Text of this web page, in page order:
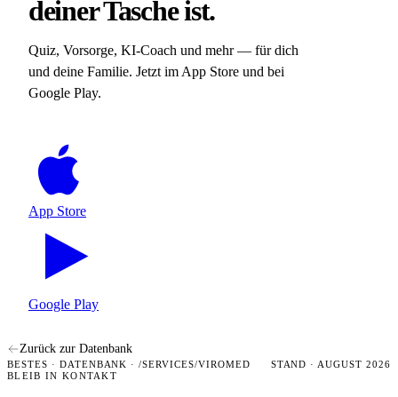
deiner Tasche ist.
Quiz, Vorsorge, KI-Coach und mehr — für dich
und deine Familie. Jetzt im App Store und bei
Google Play.
App Store
Google Play
Zurück zur Datenbank
BESTES · DATENBANK · /SERVICES/VIROMED
STAND · AUGUST 2026
BLEIB IN KONTAKT